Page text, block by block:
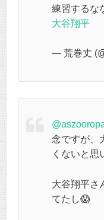
練習するな
大谷翔平
— 荒巻丈
念ですが、
くないと思
大谷翔平さ
てたし😱